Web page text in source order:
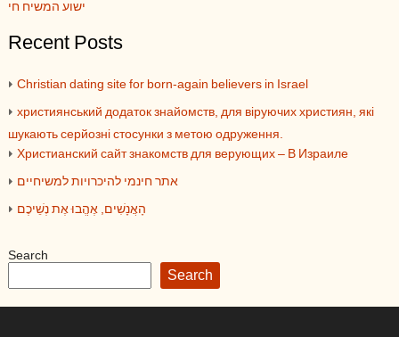
ישוע המשיח חי
Recent Posts
Christian dating site for born-again believers in Israel
християнський додаток знайомств, для віруючих християн, які
шукають серйозні стосунки з метою одруження.
Христианский сайт знакомств для верующих – В Израиле
אתר חינמי להיכרויות למשיחיים
הָאֲנָשִׁים, אֶהֱבוּ אֶת נְשֵׁיכֶם
Search
Search